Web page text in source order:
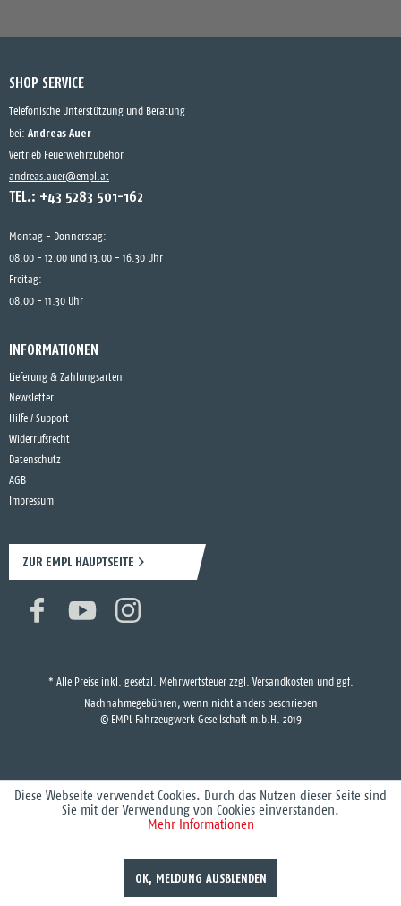
SHOP SERVICE
Telefonische Unterstützung und Beratung
bei: Andreas Auer
Vertrieb Feuerwehrzubehör
andreas.auer@empl.at
TEL.: +43 5283 501-162
Montag - Donnerstag:
08.00 - 12.00 und 13.00 - 16.30 Uhr
Freitag:
08.00 - 11.30 Uhr
INFORMATIONEN
Lieferung & Zahlungsarten
Newsletter
Hilfe / Support
Widerrufsrecht
Datenschutz
AGB
Impressum
ZUR EMPL HAUPTSEITE
* Alle Preise inkl. gesetzl. Mehrwertsteuer zzgl. Versandkosten und ggf.
Nachnahmegebühren, wenn nicht anders beschrieben
© EMPL Fahrzeugwerk Gesellschaft m.b.H. 2019
Diese Webseite verwendet Cookies. Durch das Nutzen dieser Seite sind
Sie mit der Verwendung von Cookies einverstanden.
Mehr Informationen
OK, MELDUNG AUSBLENDEN